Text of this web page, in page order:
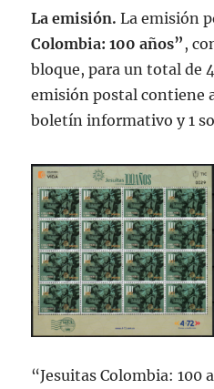
La emisión. La emisión
Colombia: 100 años” ,
bloque, para un total de
emisión postal contiene
boletín informativo y 1
“Jesuitas Colombia: 100